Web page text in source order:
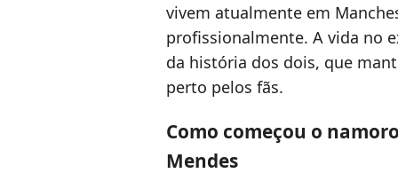
vivem atualmente em
profissionalmente. A vida no
da história dos dois, que
perto pelos fãs.
Como começou o
Mendes